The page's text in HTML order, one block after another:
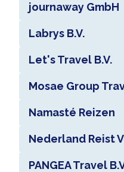
journaway GmbH
Labrys B.V.
Let's Travel B.V.
Mosae Group
Namasté Reizen
Nederland Reist
PANGEA Travel